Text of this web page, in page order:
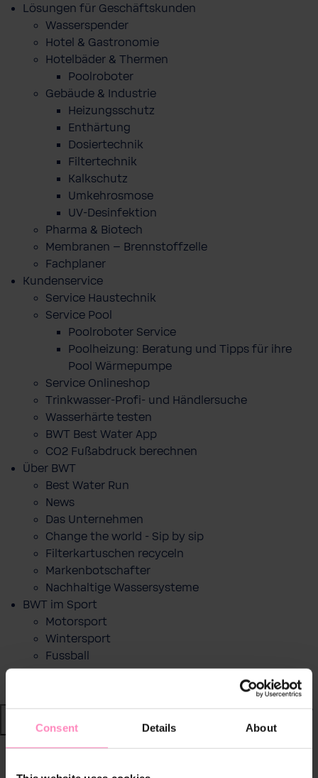
Consent Details About
Lösungen für Geschäftskunden
Wasserspender
Hotel & Gastronomie
Hotelbäder & Thermen
Poolroboter
Gebäude & Industrie
Heizungsschutz
Enthärtung
Dosiertechnik
Filtertechnik
Kalkschutz
Umkehrosmose
UV-Desinfektion
Pharma & Biotech
Membranen – Brennstoffzelle
Fachplaner
Kundenservice
Service Haustechnik
Service Pool
Poolroboter Service
Poolheizung: Beratung und Tipps für ihre
Pool Wärmepumpe
Service Onlineshop
Trinkwasser-Profi- und Händlersuche
Wasserhärte testen
BWT Best Water App
CO2 Fußabdruck berechnen
Über BWT
Best Water Run
News
Das Unternehmen
Change the world - Sip by sip
Filterkartuschen recyceln
Markenbotschafter
Nachhaltige Wassersysteme
BWT im Sport
Motorsport
Wintersport
Fussball
RACE LAP AWARD
Shop
Wasser von BWT